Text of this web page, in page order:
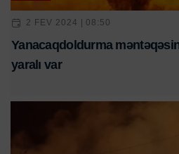
2 FEV 2024 | 08:50
Yanacaqdoldurma
yaralı var